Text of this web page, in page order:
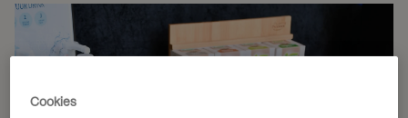
Cookies